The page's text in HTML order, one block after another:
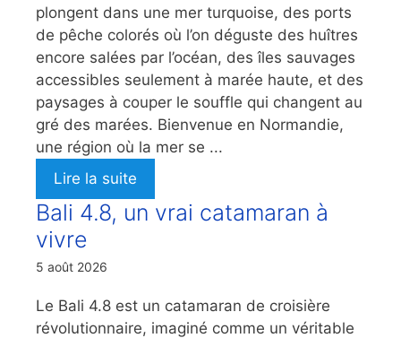
plongent dans une mer turquoise, des ports
de pêche colorés où l’on déguste des huîtres
encore salées par l’océan, des îles sauvages
accessibles seulement à marée haute, et des
paysages à couper le souffle qui changent au
gré des marées. Bienvenue en Normandie,
une région où la mer se ...
Lire la suite
Bali 4.8, un vrai catamaran à
vivre
5 août 2026
Le Bali 4.8 est un catamaran de croisière
révolutionnaire, imaginé comme un véritable